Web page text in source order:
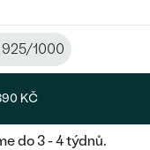
925/1000
KČ
do 3 - 4 týdnů.